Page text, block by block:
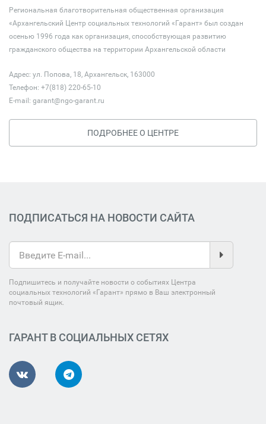
Региональная благотворительная общественная организация
«Архангельский Центр социальных технологий «Гарант» был создан
осенью 1996 года как организация, способствующая развитию
гражданского общества на территории Архангельской области
Адрес: ул. Попова, 18, Архангельск, 163000
Телефон: +7(818) 220-65-10
E-mail: garant@ngo-garant.ru
ПОДРОБНЕЕ О ЦЕНТРЕ
ПОДПИСАТЬСЯ НА НОВОСТИ САЙТА
Подпишитесь и получайте новости о событиях Центра
социальных технологий «Гарант» прямо в Ваш электронный
почтовый ящик.
ГАРАНТ В СОЦИАЛЬНЫХ СЕТЯХ